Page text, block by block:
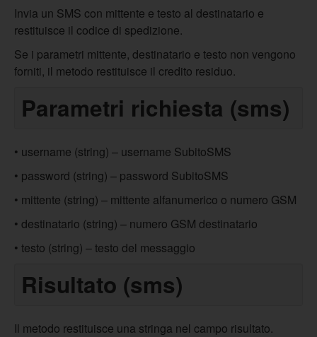
Invia un SMS con mittente e testo al destinatario e
restituisce il codice di spedizione.
Se i parametri mittente, destinatario e testo non vengono
forniti, il metodo restituisce il credito residuo.
Parametri richiesta (sms)
• username (string) – username SubitoSMS
• password (string) – password SubitoSMS
• mittente (string) – mittente alfanumerico o numero GSM
• destinatario (string) – numero GSM destinatario
• testo (string) – testo del messaggio
Risultato (sms)
Il metodo restituisce una stringa nel campo risultato.